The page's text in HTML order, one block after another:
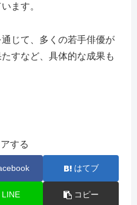
ます。
じて、多くの若手俳優が
すなど、具体的な成果も
する
はてブ
LINE コピー